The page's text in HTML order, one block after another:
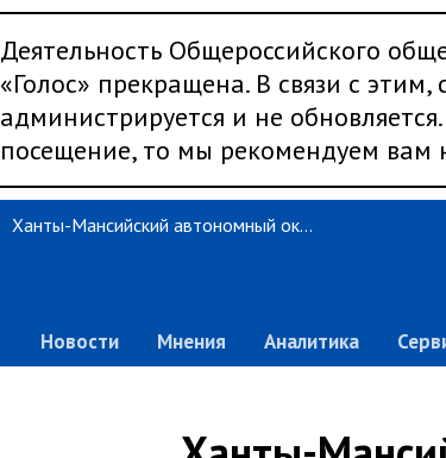
Деятельность Общероссийского
«Голос» прекращена. В связи с
администрируется и не
посещение, то мы рекомендуем вам
Ханты-Мансийский автономный округ
Новости Мнения Аналитика